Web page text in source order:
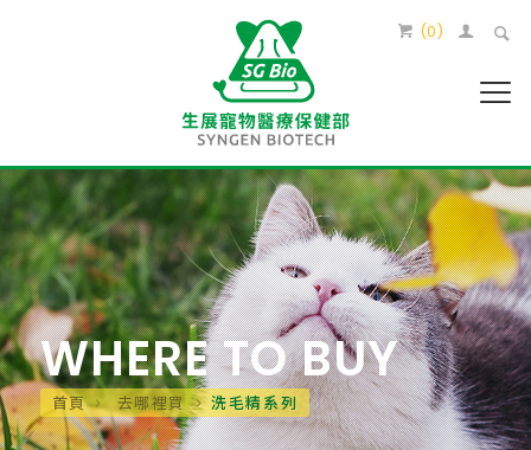
(0)
WHERE TO BUY
首頁 去哪裡買 洗毛精系列